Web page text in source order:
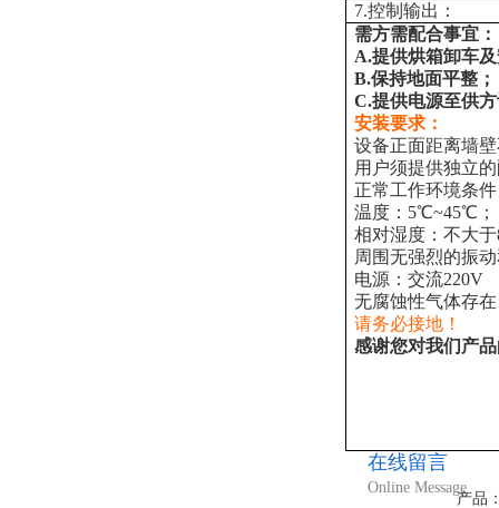
7.控制输出：
需方需配合事宜：
A.提供烘箱卸车
B.保持地面平整；
C.提供电源至供
安装要求：
设备正面距离墙
用户须提供独立
正常工作环境条
温度：5℃~45℃；
相对湿度：不大于
周围无强烈的振
电源：交流220V
无腐蚀性气体存
请务必接地！
感谢您对我们产
在线留言
Online Message
产品